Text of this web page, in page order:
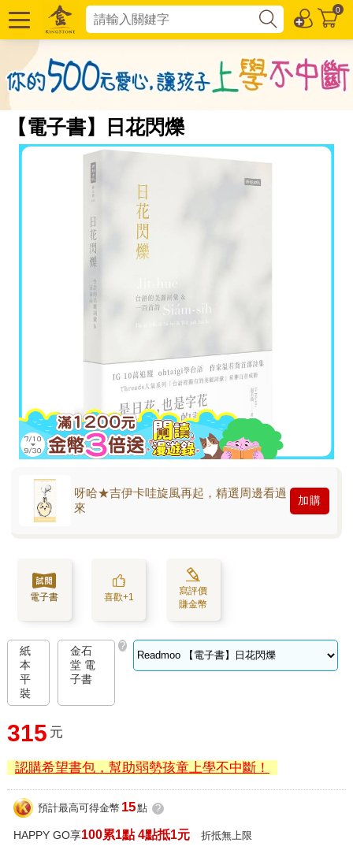
0
【電子書】日花閃爍
呀哈★吉伊卡哇旋風再起，精選周邊看過
來
加購
電子書 喜歡+1
寫評價
賺金幣
紙
本
平
裝
金石
堂 電
子書
?
315 元
認購希望書包，幫助弱勢孩童上學不中斷！
預計最高可得金幣 15點 ?
HAPPY GO享100累1點 4點抵1元 折抵無上限